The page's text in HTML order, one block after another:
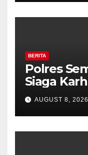
BERITA
Polres
Siaga
Tekankan
Kemarau.
AUGUST 8, 2026